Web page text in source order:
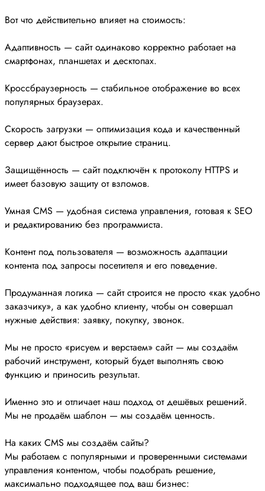
Вот что действительно влияет на стоимость:
Адаптивность — сайт одинаково корректно работает на
смартфонах, планшетах и десктопах.
Кроссбраузерность — стабильное отображение во всех
популярных браузерах.
Скорость загрузки — оптимизация кода и качественный
сервер дают быстрое открытие страниц.
Защищённость — сайт подключён к протоколу HTTPS и
имеет базовую защиту от взломов.
Умная CMS — удобная система управления, готовая к SEO
и редактированию без программиста.
Контент под пользователя — возможность адаптации
контента под запросы посетителя и его поведение.
Продуманная логика — сайт строится не просто «как удобно
заказчику», а как удобно клиенту, чтобы он совершал
нужные действия: заявку, покупку, звонок.
Мы не просто «рисуем и верстаем» сайт — мы создаём
рабочий инструмент, который будет выполнять свою
функцию и приносить результат.
Именно это и отличает наш подход от дешёвых решений.
Мы не продаём шаблон — мы создаём ценность.
На каких CMS мы создаём сайты?
Мы работаем с популярными и проверенными системами
управления контентом, чтобы подобрать решение,
максимально подходящее под ваш бизнес: